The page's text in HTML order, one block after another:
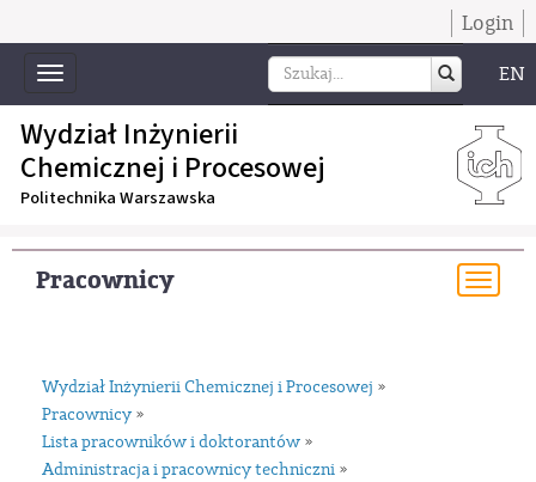
Login
Toggle
navigation
EN
Wydział Inżynierii
Chemicznej i Procesowej
Politechnika Warszawska
Pracownicy
Wydział Inżynierii Chemicznej i Procesowej »
Pracownicy »
Lista pracowników i doktorantów »
Administracja i pracownicy techniczni »